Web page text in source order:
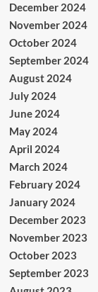
December 2024
November 2024
October 2024
September 2024
August 2024
July 2024
June 2024
May 2024
April 2024
March 2024
February 2024
January 2024
December 2023
November 2023
October 2023
September 2023